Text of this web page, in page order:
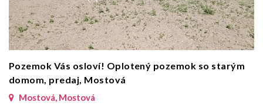
Pozemok Vás osloví! Oplotený pozemok so starým
domom, predaj, Mostová
Mostová, Mostová